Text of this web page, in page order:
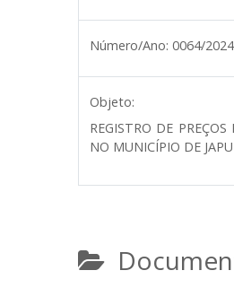
Número/Ano: 0064/2024
Objeto:
REGISTRO DE
NO MUNICÍPIO DE